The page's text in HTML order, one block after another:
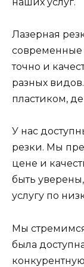
Лазерная
современные
точно и
разных
пластиком,
У нас
резки. Мы
цене и
быть
услугу по
Мы стремимся
была